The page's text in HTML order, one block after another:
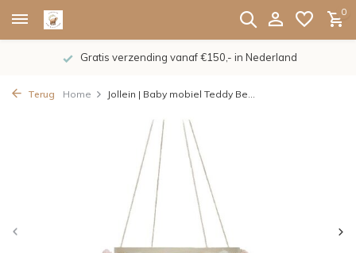
0
Gratis verzending vanaf €150,- in Nederland
Terug Home Jollein | Baby mobiel Teddy Be...